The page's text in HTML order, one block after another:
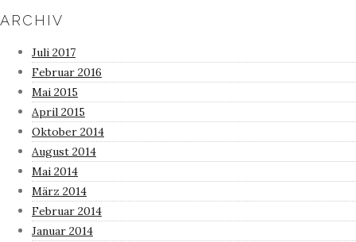
ARCHIV
Juli 2017
Februar 2016
Mai 2015
April 2015
Oktober 2014
August 2014
Mai 2014
März 2014
Februar 2014
Januar 2014